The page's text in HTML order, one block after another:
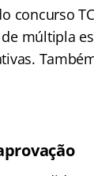
concurso
múltipla